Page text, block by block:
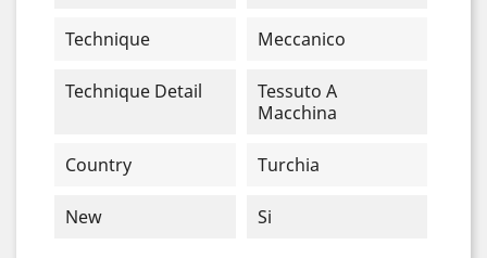
Technique Meccanico
Technique Detail
Tessuto A
Macchina
Country Turchia
New Si